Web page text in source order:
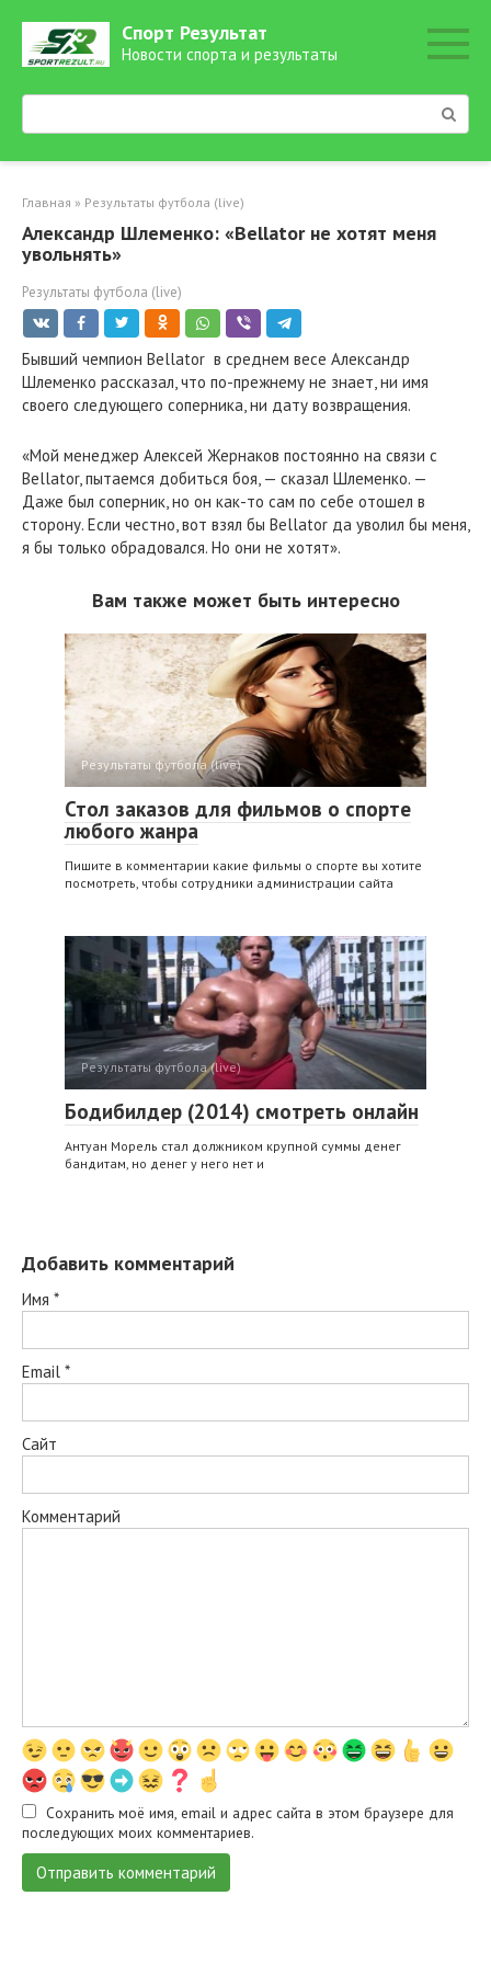
контенту
Спорт Результат
Новости спорта и результаты
Поиск:
Главная » Результаты футбола (live)
Александр Шлеменко: «Bellator не хотят меня
увольнять»
Результаты футбола (live)
Бывший чемпион Bellator в среднем весе Александр
Шлеменко рассказал, что по-прежнему не знает, ни имя
своего следующего соперника, ни дату возвращения.
«Мой менеджер Алексей Жернаков постоянно на связи с
Bellator, пытаемся добиться боя, — сказал Шлеменко. —
Даже был соперник, но он как-то сам по себе отошел в
сторону. Если честно, вот взял бы Bellator да уволил бы меня,
я бы только обрадовался. Но они не хотят».
Вам также может быть интересно
Результаты футбола (live)
Стол заказов для фильмов о спорте
любого жанра
Пишите в комментарии какие фильмы о спорте вы хотите
посмотреть, чтобы сотрудники администрации сайта
Результаты футбола (live)
Бодибилдер (2014) смотреть онлайн
Антуан Морель стал должником крупной суммы денег
бандитам, но денег у него нет и
Добавить комментарий
Имя *
Email *
Сайт
Комментарий
Сохранить моё имя, email и адрес сайта в этом браузере для
последующих моих комментариев.